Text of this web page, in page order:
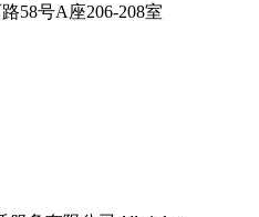
58号A座206-208室